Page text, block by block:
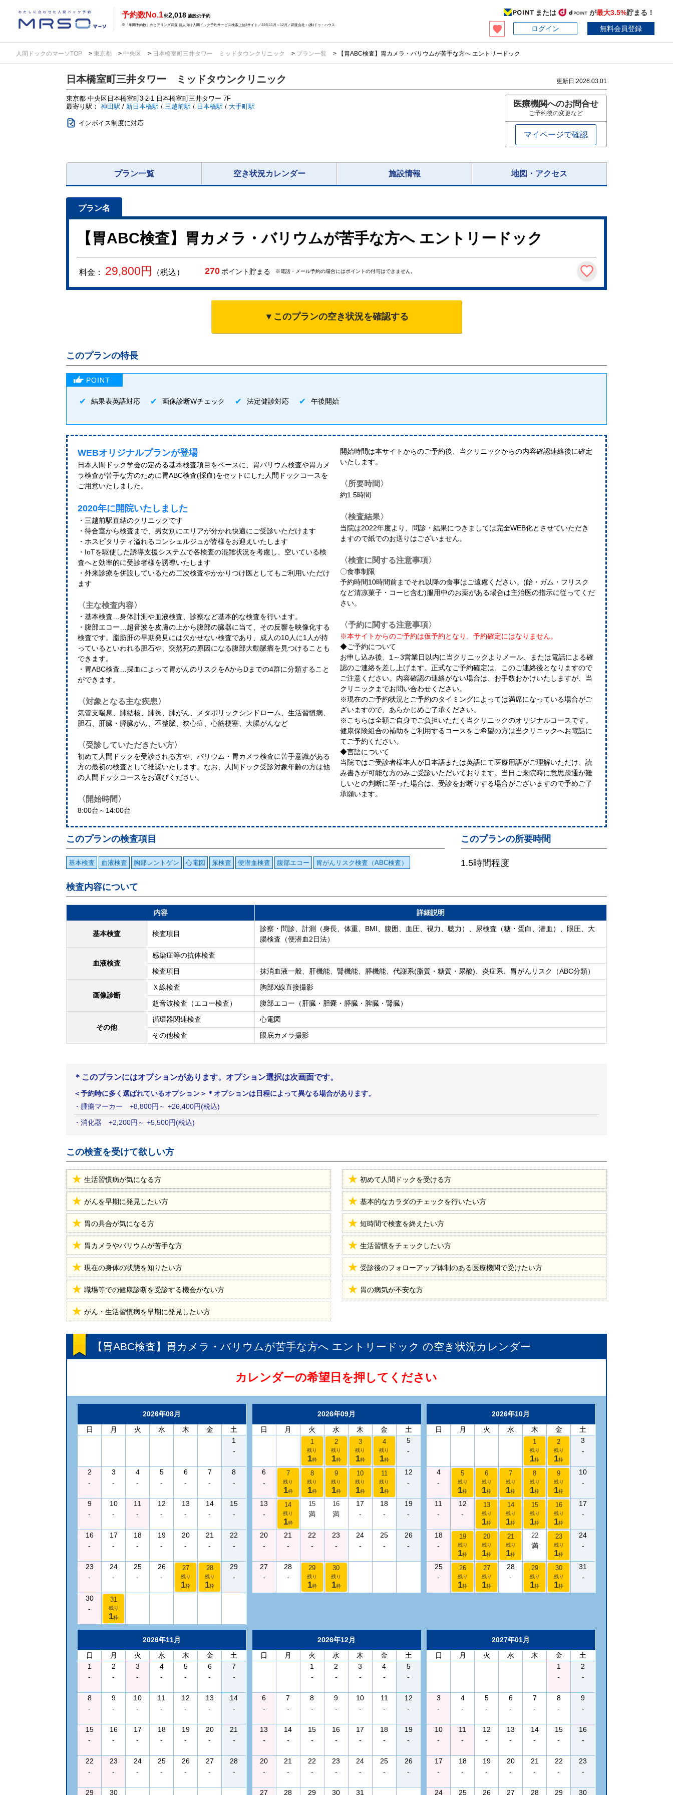
予約数No.1※2,018 施設の予約
※「年間予約数」のヒアリング調査 個人向け人間ドック予約サービス検索上位3サイト／22年11月～12月／調査会社：(株)ドゥ・ハウス
または が最大3.5%貯まる！
ログイン
無料会員登録
人間ドックのマーソTOP 東京都 中央区 日本橋室町三井タワー ミッドタウンクリニック プラン一覧 【胃ABC検査】胃カメラ・バリウムが苦手な方へ エントリードック
日本橋室町三井タワー ミッドタウンクリニック 更新日:2026.03.01
東京都 中央区日本橋室町3-2-1 日本橋室町三井タワー 7F
最寄り駅： 神田駅 / 新日本橋駅 / 三越前駅 / 日本橋駅 / 大手町駅
インボイス制度に対応
医療機関へのお問合せ
ご予約後の変更など
マイページで確認
プラン一覧 空き状況カレンダー 施設情報 地図・アクセス
【胃ABC検査】胃カメラ・バリウムが苦手な方へ エントリードック
料金： 29,800円 （税込） 270 ポイント貯まる ※電話・メール予約の場合にはポイントの付与はできません。
▼このプランの空き状況を確認する
このプランの特長
結果表英語対応 画像診断Wチェック 法定健診対応 午後開始
WEBオリジナルプランが登場
日本人間ドック学会の定める基本検査項目をベースに、胃バリウム検査や胃カメ
ラ検査が苦手な方のために胃ABC検査(採血)をセットにした人間ドックコースを
ご用意いたしました。
2020年に開院いたしました
・三越前駅直結のクリニックです
・待合室から検査まで、男女別にエリアが分かれ快適にご受診いただけます
・ホスピタリティ溢れるコンシェルジュが皆様をお迎えいたします
・IoTを駆使した誘導支援システムで各検査の混雑状況を考慮し、空いている検
査へと効率的に受診者様を誘導いたします
・外来診療を併設しているため二次検査やかかりつけ医としてもご利用いただけ
ます
〈主な検査内容〉
・基本検査…身体計測や血液検査、診察など基本的な検査を行います。
・腹部エコー…超音波を皮膚の上から腹部の臓器に当て、その反響を映像化する
検査です。脂肪肝の早期発見には欠かせない検査であり、成人の10人に1人が持
っているといわれる胆石や、突然死の原因になる腹部大動脈瘤を見つけることも
できます。
・胃ABC検査…採血によって胃がんのリスクをAからDまでの4群に分類すること
ができます。
〈対象となる主な疾患〉
気管支喘息、肺結核、肺炎、肺がん、メタボリックシンドローム、生活習慣病、
胆石、肝臓・膵臓がん、不整脈、狭心症、心筋梗塞、大腸がんなど
〈受診していただきたい方〉
初めて人間ドックを受診される方や、バリウム・胃カメラ検査に苦手意識がある
方の最初の検査として推奨いたします。なお、人間ドック受診対象年齢の方は他
の人間ドックコースをお選びください。
〈開始時間〉
8:00台～14:00台
開始時間は本サイトからのご予約後、当クリニックからの内容確認連絡後に確定
いたします。
〈所要時間〉
約1.5時間
〈検査結果〉
当院は2022年度より、問診・結果につきましては完全WEB化とさせていただき
ますので紙でのお送りはございません。
〈検査に関する注意事項〉
〇食事制限
予約時間10時間前までそれ以降の食事はご遠慮ください。(飴・ガム・フリスク
など清凉菓子・コーヒ含む)服用中のお薬がある場合は主治医の指示に従ってくだ
さい。
〈予約に関する注意事項〉
※本サイトからのご予約は仮予約となり、予約確定にはなりません。
◆ご予約について
お申し込み後、1～3営業日以内に当クリニックよりメール、または電話による確
認のご連絡を差し上げます。正式なご予約確定は、このご連絡後となりますので
ご注意ください。内容確認の連絡がない場合は、お手数おかけいたしますが、当
クリニックまでお問い合わせください。
※現在のご予約状況とご予約のタイミングによっては満席になっている場合がご
ざいますので、あらかじめご了承ください。
※こちらは全額ご自身でご負担いただく当クリニックのオリジナルコースです。
健康保険組合の補助をご利用するコースをご希望の方は当クリニックへお電話に
てご予約ください。
◆言語について
当院ではご受診者様本人が日本語または英語にて医療用語がご理解いただけ、読
み書きが可能な方のみご受診いただいております。当日ご来院時に意思疎通が難
しいとの判断に至った場合は、受診をお断りする場合がございますので予めご了
承願います。
このプランの所要時間
1.5時間程度
このプランの検査項目
基本検査 血液検査 胸部レントゲン 心電図 尿検査 便潜血検査 腹部エコー 胃がんリスク検査（ABC検査）
検査内容について
内容 詳細説明
基本検査 検査項目
診察・問診、計測（身長、体重、BMI、腹囲、血圧、視力、聴力）、尿検査（糖・蛋白、潜血）、眼圧、大
腸検査（便潜血2日法）
血液検査
感染症等の抗体検査
検査項目
抹消血液一般、肝機能、腎機能、膵機能、代謝系(脂質・糖質・尿酸)、炎症系、胃がんリスク（ABC分類）
画像診断
Ｘ線検査
胸部X線直接撮影
超音波検査（エコー検査）
腹部エコー（肝臓・胆嚢・膵臓・脾臓・腎臓）
その他
循環器関連検査
心電図
その他検査
眼底カメラ撮影
＊このプランにはオプションがあります。オプション選択は次画面です。
＜予約時に多く選ばれているオプション＞ ＊オプションは日程によって異なる場合があります。
・ 腫瘍マーカー +8,800円 ～ +26,400円(税込)
・ 消化器 +2,200円 ～ +5,500円(税込)
この検査を受けて欲しい方
生活習慣病が気になる方 初めて人間ドックを受ける方
がんを早期に発見したい方 基本的なカラダのチェックを行いたい方
胃の具合が気になる方 短時間で検査を終えたい方
胃カメラやバリウムが苦手な方 生活習慣をチェックしたい方
現在の身体の状態を知りたい方 受診後のフォローアップ体制のある医療機関で受けたい方
職場等での健康診断を受診する機会がない方 胃の病気が不安な方
がん・生活習慣病を早期に発見したい方
【胃ABC検査】胃カメラ・バリウムが苦手な方へ エントリードック の空き状況カレンダー
カレンダーの希望日を押してください
2026年08月
日
月 火 水 木 金
土
1
-
2
-
3
-
4
-
5
-
6
-
7
-
8
-
9
-
10
-
11
-
12
-
13
-
14
-
15
-
16
-
17
-
18
-
19
-
20
-
21
-
22
-
23
-
24
-
25
-
26
-
27
残り
1枠
28
残り
1枠
29
-
30
-
31
残り
1枠
2026年09月
日
月 火 水 木 金 土
1
残り
1枠
2
残り
1枠
3
残り
1枠
4
残り
1枠
5
-
6
-
7
残り
1枠
8
残り
1枠
9
残り
1枠
10
残り
1枠
11
残り
1枠
12
-
13
-
14
残り
1枠
15
満
16
満
17
-
18
-
19
-
20
-
21
-
22
-
23
-
24
-
25
-
26
-
27
-
28
-
29
残り
1枠
30
残り
1枠
2026年10月
日
月 火 水 木 金 土
1
残り
1枠
2
残り
1枠
3
-
4
-
5
残り
1枠
6
残り
1枠
7
残り
1枠
8
残り
1枠
9
残り
1枠
10
-
11
-
12
-
13
残り
1枠
14
残り
1枠
15
残り
1枠
16
残り
1枠
17
-
18
-
19
残り
1枠
20
残り
1枠
21
残り
1枠
22
満
23
残り
1枠
24
-
25
-
26
残り
1枠
27
残り
1枠
28
-
29
残り
1枠
30
残り
1枠
31
-
2026年11月
日
月 火 水 木 金
土
1
-
2
-
3
-
4
-
5
-
6
-
7
-
8
-
9
-
10
-
11
-
12
-
13
-
14
-
15
-
16
-
17
-
18
-
19
-
20
-
21
-
22
-
23
-
24
-
25
-
26
-
27
-
28
-
29 30
2026年12月
日
月 火 水 木 金
土
1
-
2
-
3
-
4
-
5
-
6
-
7
-
8
-
9
-
10
-
11
-
12
-
13
-
14
-
15
-
16
-
17
-
18
-
19
-
20
-
21
-
22
-
23
-
24
-
25
-
26
-
27 28 29 30 31
2027年01月
日
月 火 水 木 金
土
1
-
2
-
3
-
4
-
5
-
6
-
7
-
8
-
9
-
10
-
11
-
12
-
13
-
14
-
15
-
16
-
17
-
18
-
19
-
20
-
21
-
22
-
23
-
24 25 26 27 28 29 30